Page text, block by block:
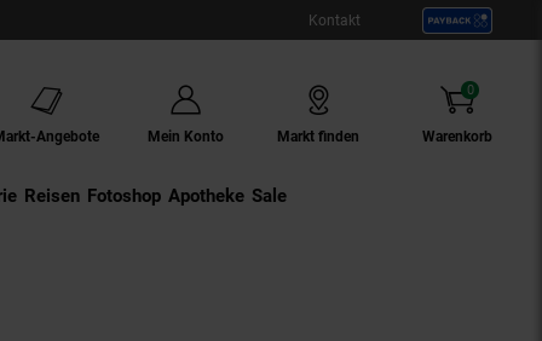
Kontakt
Angebote Mein Konto Markt finden Warenkorb
0
Artikel
Externer Link:
Reisen Externer Link:
Fotoshop Externer Link:
Apotheke Sale